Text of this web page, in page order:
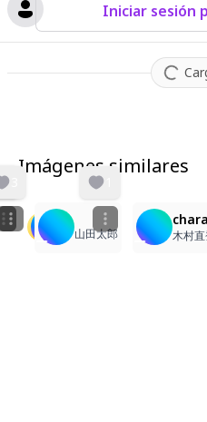
Iniciar sesión
Imágenes similares
character:
↟↟↟
ミオ/Mio
Xsana
山田太郎 木村